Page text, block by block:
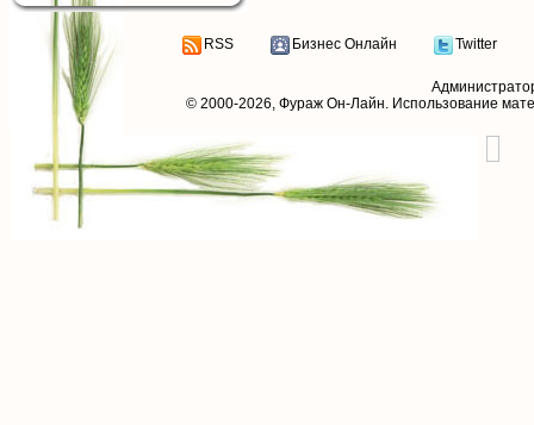
RSS Бизнес Онлайн Twitter
© 2000-2026, Фураж Он-Лайн. Использование